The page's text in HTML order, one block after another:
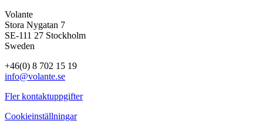
Volante
Stora Nygatan 7
SE-111 27 Stockholm
Sweden
+46(0) 8 702 15 19
info@volante.se
Fler kontaktuppgifter
Cookieinställningar